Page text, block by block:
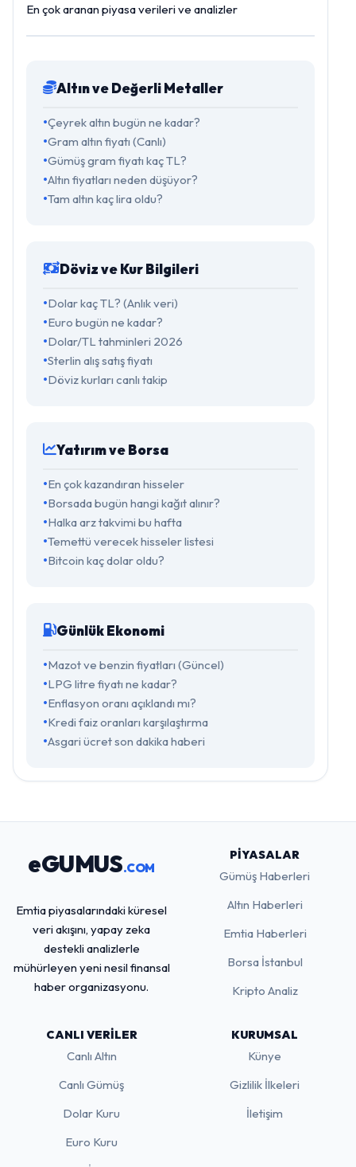
En çok aranan piyasa verileri ve analizler
Altın ve Değerli Metaller
Çeyrek altın bugün ne kadar?
Gram altın fiyatı (Canlı)
Gümüş gram fiyatı kaç TL?
Altın fiyatları neden düşüyor?
Tam altın kaç lira oldu?
Döviz ve Kur Bilgileri
Dolar kaç TL? (Anlık veri)
Euro bugün ne kadar?
Dolar/TL tahminleri 2026
Sterlin alış satış fiyatı
Döviz kurları canlı takip
Yatırım ve Borsa
En çok kazandıran hisseler
Borsada bugün hangi kağıt alınır?
Halka arz takvimi bu hafta
Temettü verecek hisseler listesi
Bitcoin kaç dolar oldu?
Günlük Ekonomi
Mazot ve benzin fiyatları (Güncel)
LPG litre fiyatı ne kadar?
Enflasyon oranı açıklandı mı?
Kredi faiz oranları karşılaştırma
Asgari ücret son dakika haberi
eGUMUS.COM
Emtia piyasalarındaki küresel
veri akışını, yapay zeka
destekli analizlerle
mühürleyen yeni nesil finansal
haber organizasyonu.
PIYASALAR
Gümüş Haberleri
Altın Haberleri
Emtia Haberleri
Borsa İstanbul
Kripto Analiz
CANLI VERILER
Canlı Altın
Canlı Gümüş
Dolar Kuru
Euro Kuru
KURUMSAL
Künye
Gizlilik İlkeleri
İletişim